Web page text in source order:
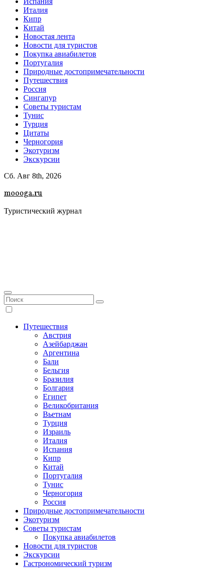
Италия
Кипр
Китай
Новостая лента
Новости для туристов
Покупка авиабилетов
Португалия
Природные достопримечательности
Путешествия
Россия
Сингапур
Советы туристам
Тунис
Турция
Цитаты
Черногория
Экотуризм
Экскурсии
Сб. Авг 8th, 2026
moooga.ru
Туристический журнал
Путешествия
Австрия
Азейбарджан
Аргентина
Бали
Бельгия
Бразилия
Болгария
Египет
Великобритания
Вьетнам
Турция
Израиль
Италия
Испания
Кипр
Китай
Португалия
Тунис
Черногория
Россия
Природные достопримечательности
Экотуризм
Советы туристам
Покупка авиабилетов
Новости для туристов
Экскурсии
Гастрономический туризм